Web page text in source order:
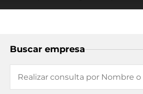
Buscar empresa